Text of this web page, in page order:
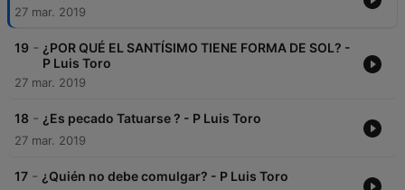
27 mar. 2019
19 - ¿POR QUÉ EL SANTÍSIMO TIENE FORMA DE SOL? -
P Luis Toro
27 mar. 2019
18 - ¿Es pecado Tatuarse ? - P Luis Toro
27 mar. 2019
17 - ¿Quién no debe comulgar? - P Luis Toro